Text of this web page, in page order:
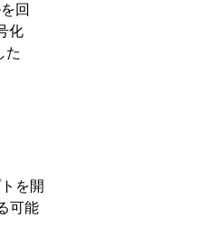
回
化
た
を開
可能